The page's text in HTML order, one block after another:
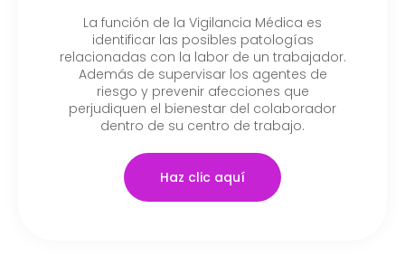
La función de la Vigilancia Médica es
identificar las posibles patologías
relacionadas con la labor de un trabajador.
Además de supervisar los agentes de
riesgo y prevenir afecciones que
perjudiquen el bienestar del colaborador
dentro de su centro de trabajo.
Haz clic aquí